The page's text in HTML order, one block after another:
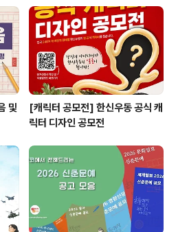
램 - 양말목 키..
및
[캐릭터 공모전] 한신우동 공식 캐
릭터 디자인 공모전